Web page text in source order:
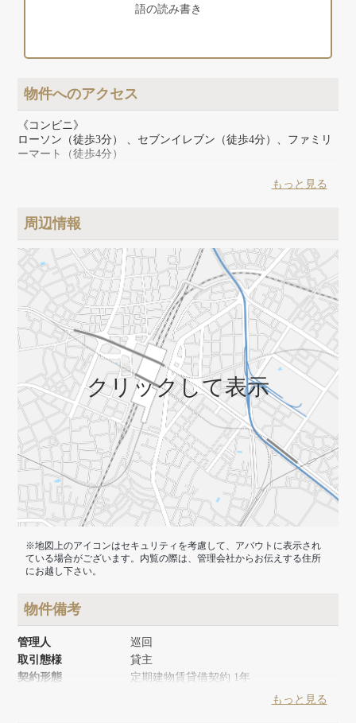
語の読み書き
物件へのアクセス
《コンビニ》
ローソン（徒歩3分） 、セブンイレブン（徒歩4分）、ファミリ
ーマート（徒歩4分）
どらっぐぱぱす（徒歩9分）、ドラッグセイムス（徒歩9分）、
ダイソー（徒歩12分）、キャンドゥ（徒歩16分）、ジョナサン
（徒歩2分）、銭湯：三筋湯（徒歩2分）、TSUTAYA浅草ROX店
（自転車7分）
もっと見る
周辺情報
クリックして表示
※地図上のアイコンはセキュリティを考慮して、アバウトに表示され
ている場合がございます。内覧の際は、管理会社からお伝えする住所
にお越し下さい。
物件備考
管理人
巡回
取引態様
貸主
契約形態
定期建物賃貸借契約 1年
もっと見る